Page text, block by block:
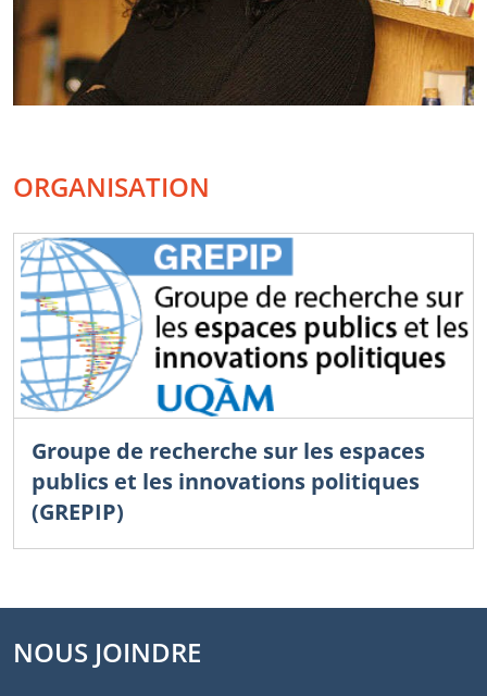
ORGANISATION
Groupe de recherche sur les espaces
publics et les innovations politiques
(GREPIP)
NOUS JOINDRE